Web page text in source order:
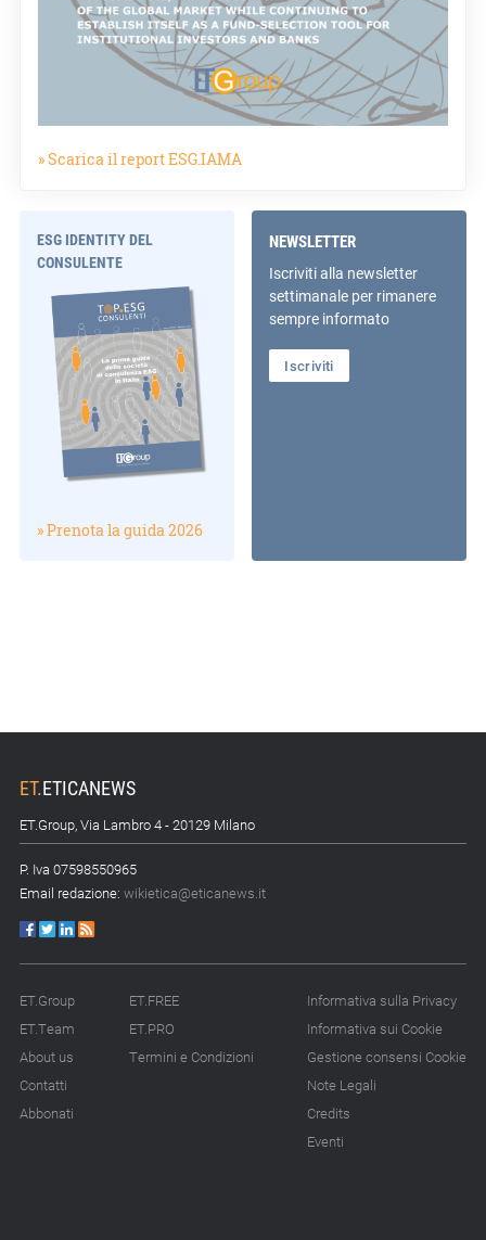
» Scarica il report ESG.IAMA
ESG IDENTITY DEL
CONSULENTE
» Prenota la guida 2026
NEWSLETTER
Iscriviti alla newsletter
settimanale per rimanere
sempre informato
Iscriviti
ET.ETICANEWS
ET.Group, Via Lambro 4 - 20129 Milano
P. Iva 07598550965
Email redazione: wikietica@eticanews.it
ET.Group
ET.Team
About us
Contatti
Abbonati
ET.FREE
ET.PRO
Termini e Condizioni
Informativa sulla Privacy
Informativa sui Cookie
Gestione consensi Cookie
Note Legali
Credits
Eventi